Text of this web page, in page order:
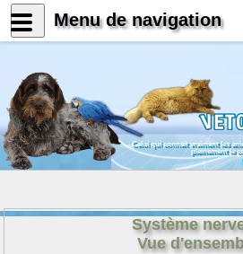
Celui qui connait vraiment les
pleinement le
Système
Vue
Menu de navigation